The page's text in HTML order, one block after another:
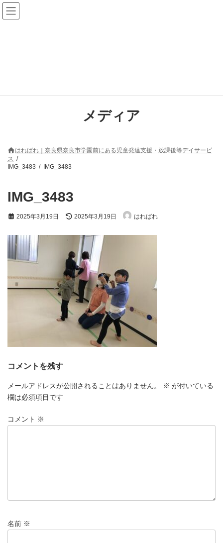
コ
ン
テ
ナ
ビ
ゲ
メディア
はればれ｜奈良県奈良市学園前にある児童発達支援・放課後等デイサービ
ス
IMG_3483
IMG_3483
IMG_3483
2025年3月19日
最
新
日
時
:
2025年3月19日 はればれ
コメントを残す
メールアドレスが公開されることはありません。 ※ が付いている
欄は必須項目です
コメント ※
名前 ※